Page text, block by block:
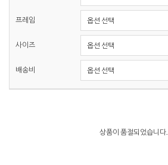
프레임
사이즈
배송비
상품이 품절되었습니다.